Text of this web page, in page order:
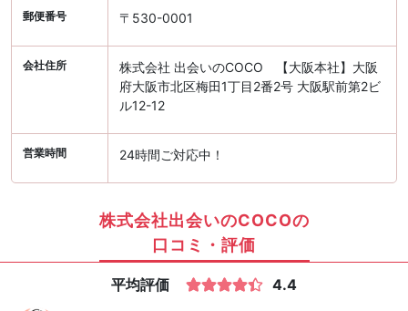
郵便番号 〒530-0001
会社住所
株式会社 出会いのCOCO 【大阪本社】大阪
府大阪市北区梅田1丁目2番2号 大阪駅前第2ビ
ル12-12
営業時間 24時間ご対応中！
株式会社出会いのCOCOの
口コミ・評価
平均評価 4.4